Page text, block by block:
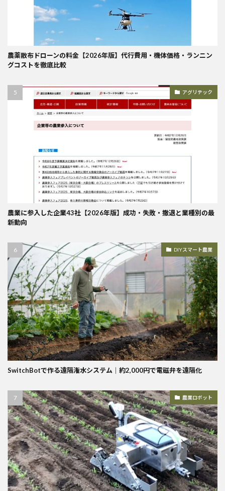
農薬散布ドローンの料金【2026年版】代行費用・機体価格・ランニン
グコストを徹底比較
アグリテック
農業に参入した企業43社【2026年版】成功・失敗・撤退と業種別の最
新動向
DIYスマート農業
SwitchBotで作る遠隔潅水システム｜約2,000円で電磁弁を遠隔化
農業ロボット